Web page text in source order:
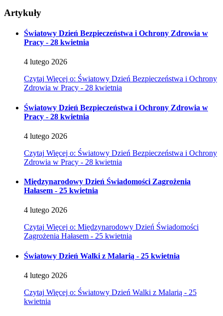
Artykuły
Światowy Dzień Bezpieczeństwa i Ochrony Zdrowia w
Pracy - 28 kwietnia
4 lutego 2026
Czytaj Więcej o: Światowy Dzień Bezpieczeństwa i Ochrony
Zdrowia w Pracy - 28 kwietnia
Światowy Dzień Bezpieczeństwa i Ochrony Zdrowia w
Pracy - 28 kwietnia
4 lutego 2026
Czytaj Więcej o: Światowy Dzień Bezpieczeństwa i Ochrony
Zdrowia w Pracy - 28 kwietnia
Międzynarodowy Dzień Świadomości Zagrożenia
Hałasem - 25 kwietnia
4 lutego 2026
Czytaj Więcej o: Międzynarodowy Dzień Świadomości
Zagrożenia Hałasem - 25 kwietnia
Światowy Dzień Walki z Malarią - 25 kwietnia
4 lutego 2026
Czytaj Więcej o: Światowy Dzień Walki z Malarią - 25
kwietnia